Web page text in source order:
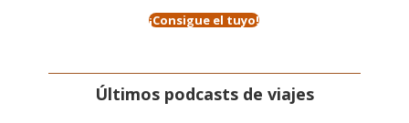
¡Consigue el tuyo!
Últimos podcasts de viajes